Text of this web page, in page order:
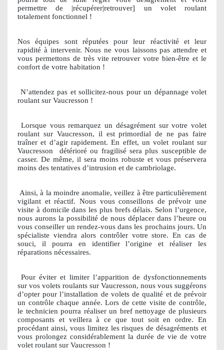
permettre de |récupérer|retrouver] un volet roulant
totalement fonctionnel !
Nos équipes sont réputées pour leur réactivité et leur
rapidité à intervenir. Nous ne vous laissons pas attendre et
vous permettons de très vite retrouver votre bien-être et le
confort de votre habitation !
N’attendez pas et sollicitez-nous pour un dépannage volet
roulant sur Vaucresson !
Lorsque vous remarquez un désagrément sur votre volet
roulant sur Vaucresson, il est primordial de ne pas faire
traîner et d’agir rapidement. En effet, un volet roulant sur
Vaucresson
détérioré ou fragilisé sera plus susceptible de
casser. De même, il sera moins robuste et vous préservera
moins des tentatives d’intrusion et de cambriolage.
Ainsi, à la moindre anomalie, veillez à être particulièrement
vigilant et réactif. Nous vous conseillons de prévoir une
visite à domicile dans les plus brefs délais. Selon l’urgence,
nous aurons la possibilité de nous déplacer dans l’heure ou
vous conseiller un rendez-vous dans les prochains jours. Un
spécialiste viendra alors contrôler votre store. En cas de
souci, il pourra en identifier l’origine et réaliser les
réparations nécessaires.
Pour éviter et limiter l’apparition de dysfonctionnements
sur vos volets roulants sur Vaucresson, nous vous suggérons
d’opter pour l’installation de volets de qualité et de prévoir
un contrôle chaque année. Lors de cette visite de contrôle,
le technicien pourra réaliser un bref nettoyage de plusieurs
composants et veillera à ce que tout soit en ordre. En
procédant ainsi, vous limitez les risques de désagréments et
vous prolongez considérablement la durée de vie de votre
volet roulant sur Vaucresson !